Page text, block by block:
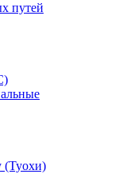
путей
(Туохи)